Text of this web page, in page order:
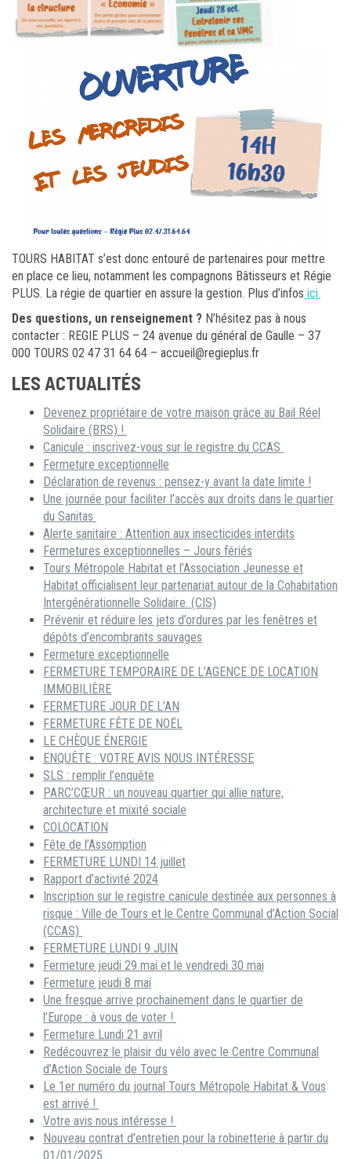
TOURS HABITAT s’est donc entouré de partenaires pour mettre
en place ce lieu, notamment les compagnons Bâtisseurs et Régie
PLUS. La régie de quartier en assure la gestion. Plus d’infos ici.
Des questions, un renseignement ? N’hésitez pas à nous
contacter : REGIE PLUS – 24 avenue du général de Gaulle – 37
000 TOURS 02 47 31 64 64 – accueil@regieplus.fr
LES ACTUALITÉS
Devenez propriétaire de votre maison grâce au Bail Réel
Solidaire (BRS) !
Canicule : inscrivez-vous sur le registre du CCAS
Fermeture exceptionnelle
Déclaration de revenus : pensez-y avant la date limite !
Une journée pour faciliter l’accès aux droits dans le quartier
du Sanitas
Alerte sanitaire : Attention aux insecticides interdits
Fermetures exceptionnelles – Jours fériés
Tours Métropole Habitat et l’Association Jeunesse et
Habitat officialisent leur partenariat autour de la Cohabitation
Intergénérationnelle Solidaire. (CIS)
Prévenir et réduire les jets d’ordures par les fenêtres et
dépôts d’encombrants sauvages
Fermeture exceptionnelle
FERMETURE TEMPORAIRE DE L’AGENCE DE LOCATION
IMMOBILIÈRE
FERMETURE JOUR DE L’AN
FERMETURE FÊTE DE NOËL
LE CHÈQUE ÉNERGIE
ENQUÊTE : VOTRE AVIS NOUS INTÉRESSE
SLS : remplir l’enquête
PARC’CŒUR : un nouveau quartier qui allie nature,
architecture et mixité sociale
COLOCATION
Fête de l’Assomption
FERMETURE LUNDI 14 juillet
Rapport d’activité 2024
Inscription sur le registre canicule destinée aux personnes à
risque : Ville de Tours et le Centre Communal d’Action Social
(CCAS)
FERMETURE LUNDI 9 JUIN
Fermeture jeudi 29 mai et le vendredi 30 mai
Fermeture jeudi 8 mai
Une fresque arrive prochainement dans le quartier de
l’Europe : à vous de voter !
Fermeture Lundi 21 avril
Redécouvrez le plaisir du vélo avec le Centre Communal
d’Action Sociale de Tours
Le 1er numéro du journal Tours Métropole Habitat & Vous
est arrivé !
Votre avis nous intéresse !
Nouveau contrat d’entretien pour la robinetterie à partir du
01/01/2025